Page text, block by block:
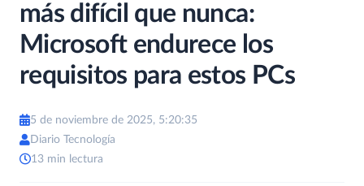
más difícil que nunca:
Microsoft endurece los
requisitos para estos PCs
5 de noviembre de 2025, 5:20:35
Diario Tecnología
13 min lectura